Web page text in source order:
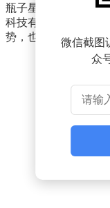
瓶子星球酒业集团有
科技有限公司在市场
势，也为其在相关行
微信截图
众